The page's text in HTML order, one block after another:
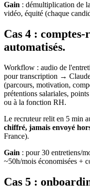
Gain : démultiplication de
vidéo, équité (chaque
Cas 4 :
automatisés.
Workflow : audio de
pour transcription →
(parcours, motivation,
prétentions salariales,
ou à la fonction RH.
Le recruteur relit en 5 min
chiffré, jamais envoyé
France).
Gain : pour 30 entretiens/
~50h/mois économisées +
Cas 5 :